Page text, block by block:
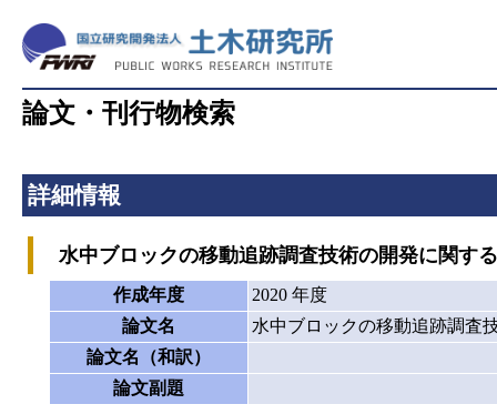
論文・刊行物検索
詳細情報
水中ブロックの移動追跡調査技術の開発に関す
作成年度
2020 年度
論文名
水中ブロックの移動追跡調査
論文名（和訳）
論文副題